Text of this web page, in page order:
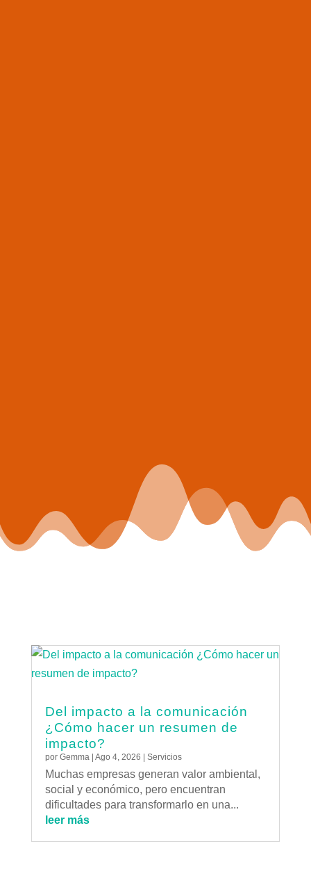
Del impacto a la comunicación
¿Cómo hacer un resumen de
impacto?
por Gemma| Ago 4, 2026 Servicios
Muchas empresas generan valor ambiental,
social y económico, pero encuentran
dificultades para transformarlo en una...
leer más